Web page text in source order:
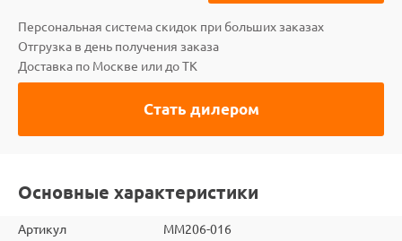
Персональная система скидок при больших заказах
Отгрузка в день получения заказа
Доставка по Москве или до ТК
Стать дилером
Основные характеристики
Артикул
MM206-016